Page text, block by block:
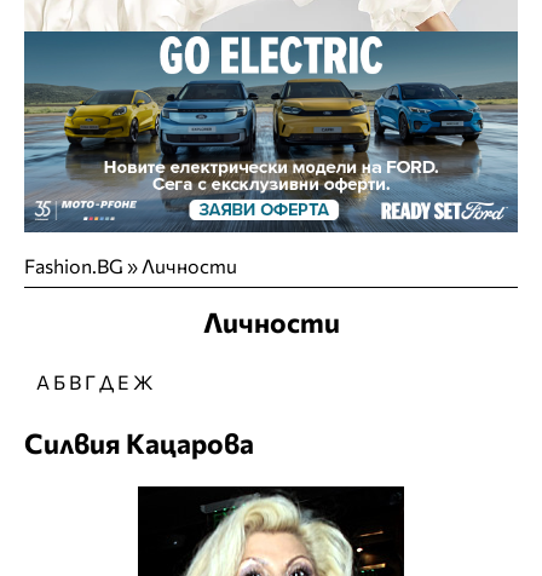
Fashion.BG » Личности
Личности
А Б В ГД Е Ж
Силвия Кацарова